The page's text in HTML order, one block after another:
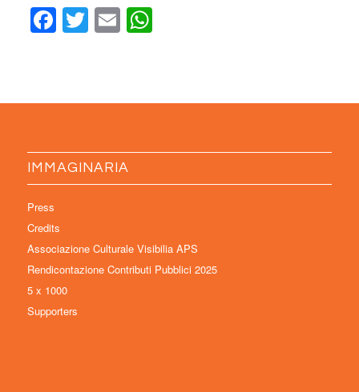
Facebook
Twitter
EmailWhatsApp
IMMAGINARIA
Press
Credits
Associazione Culturale Visibilia APS
Rendicontazione Contributi Pubblici 2025
5 x 1000
Supporters